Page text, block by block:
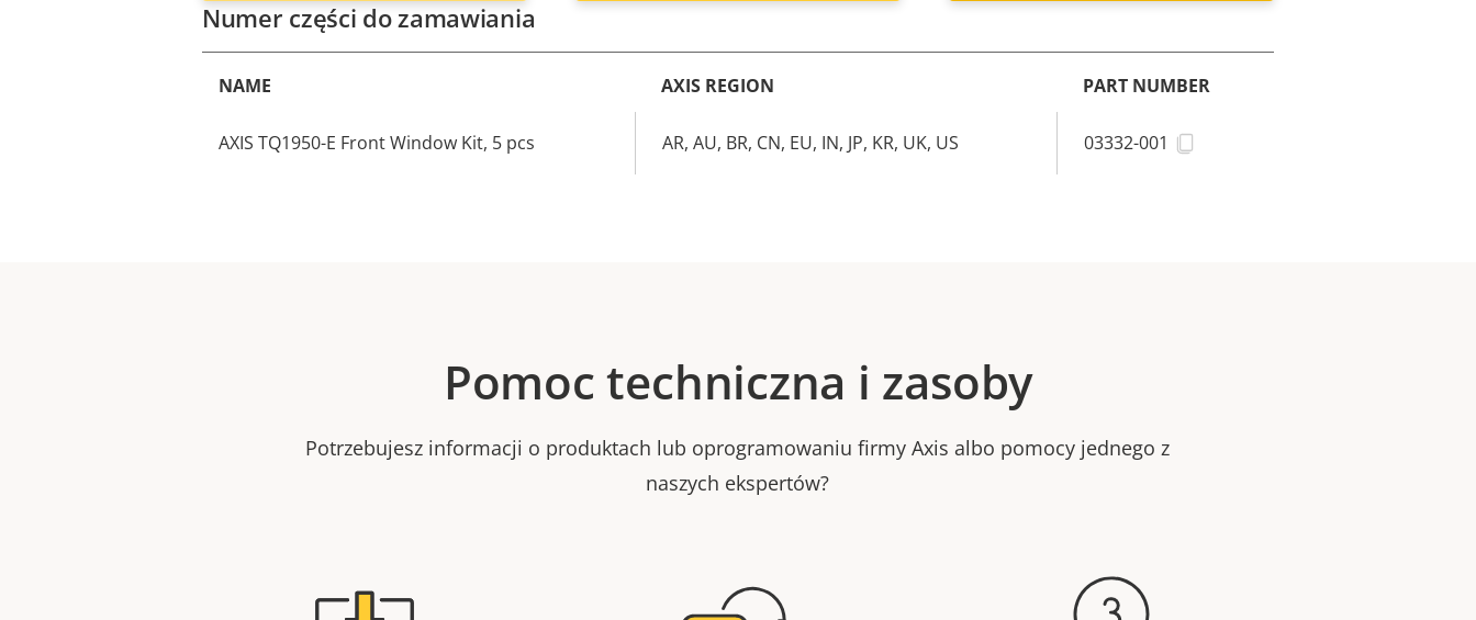
Numer części do zamawiania
NAME AXIS REGION PART NUMBER
AXIS TQ1950-E Front Window Kit, 5 pcs AR, AU, BR, CN, EU, IN, JP, KR, UK, US 03332-001
Pomoc techniczna i zasoby
Potrzebujesz informacji o produktach lub oprogramowaniu firmy Axis albo pomocy jednego z
naszych ekspertów?